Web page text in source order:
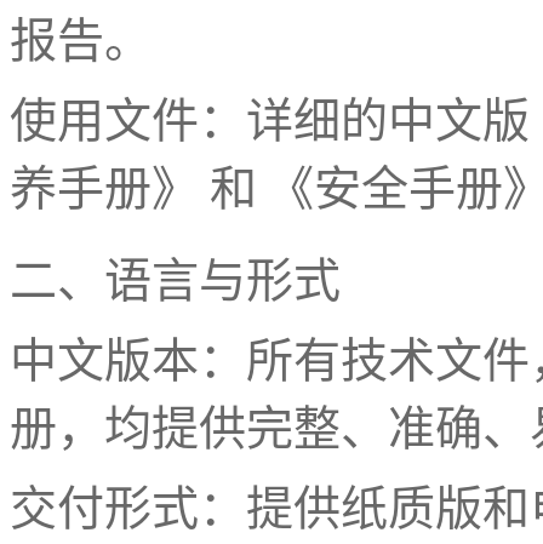
报告。
使用文件：详细的中文版
养手册》 和 《安全手册
二、语言与形式
中文版本：所有技术文
册，均提供完整、准确
交付形式：提供纸质版